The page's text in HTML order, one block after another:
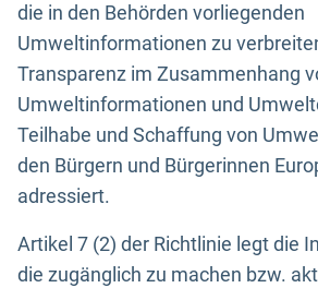
die in den Behörden vorliegenden
Umweltinformationen zu
Transparenz im Zusammenhang
Umweltinformationen und
Teilhabe und Schaffung von
den Bürgern und Bürgerinnen
adressiert.
Artikel 7 (2) der Richtlinie legt die
die zugänglich zu machen bzw.